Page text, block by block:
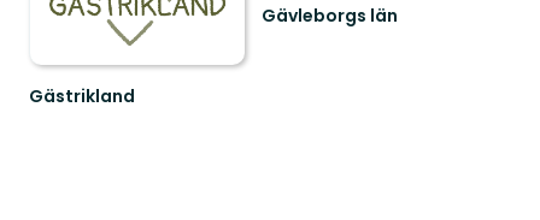
Gästrikland
Gävleborgs län